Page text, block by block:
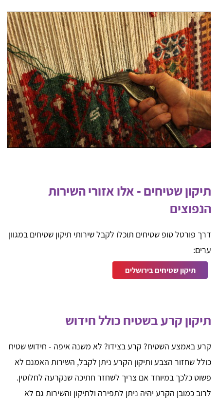
תיקון שטיחים - אלו אזורי השירות
הנפוצים
דרך פורטל טופ שטיחים תוכלו לקבל שירותי תיקון שטיחים במגוון
ערים:
תיקון שטיחים בירושלים
תיקון קרע בשטיח כולל חידוש
קרע באמצע השטיח? קרע בצידו? לא משנה איפה - חידוש שטיח
כולל שחזור הצבע ותיקון הקרע ניתן לקבל, השירות האמנם לא
פשוט כלכך במיוחד אם צריך לשחזר חתיכה שנקרעה לחלוטין.
לרוב כמובן הקרע יהיה ניתן לתפירה ולתיקון והשירות גם לא